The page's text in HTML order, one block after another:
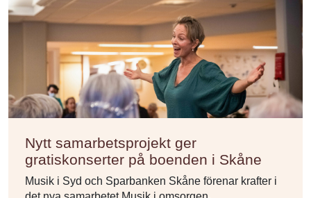
Nytt samarbetsprojekt ger
gratiskonserter på boenden i Skåne
Musik i Syd och Sparbanken Skåne förenar krafter i